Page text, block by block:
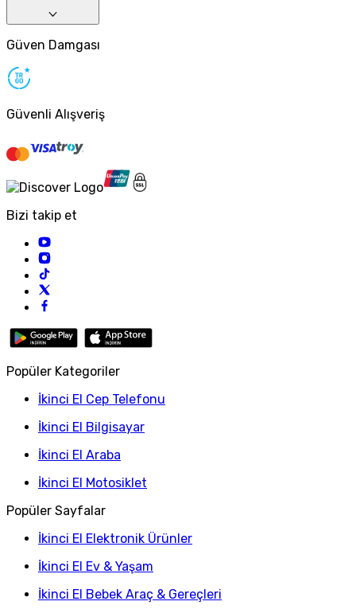
Güven Damgası
Güvenli Alışveriş
Bizi takip et
Popüler Kategoriler
İkinci El Cep Telefonu
İkinci El Bilgisayar
İkinci El Araba
İkinci El Motosiklet
Popüler Sayfalar
İkinci El Elektronik Ürünler
İkinci El Ev & Yaşam
İkinci El Bebek Araç & Gereçleri